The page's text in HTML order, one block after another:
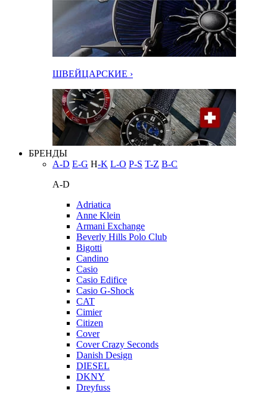
ШВЕЙЦАРСКИЕ ›
БРЕНДЫ
A-D E-G H-K L-O P-S T-Z В-С
A-D
Adriatica
Anne Klein
Armani Exchange
Beverly Hills Polo Club
Bigotti
Candino
Casio
Casio Edifice
Casio G-Shock
CAT
Cimier
Citizen
Cover
Cover Crazy Seconds
Danish Design
DIESEL
DKNY
Dreyfuss